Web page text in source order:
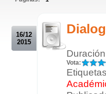
16/12
2015
Vota:
Etiquetas